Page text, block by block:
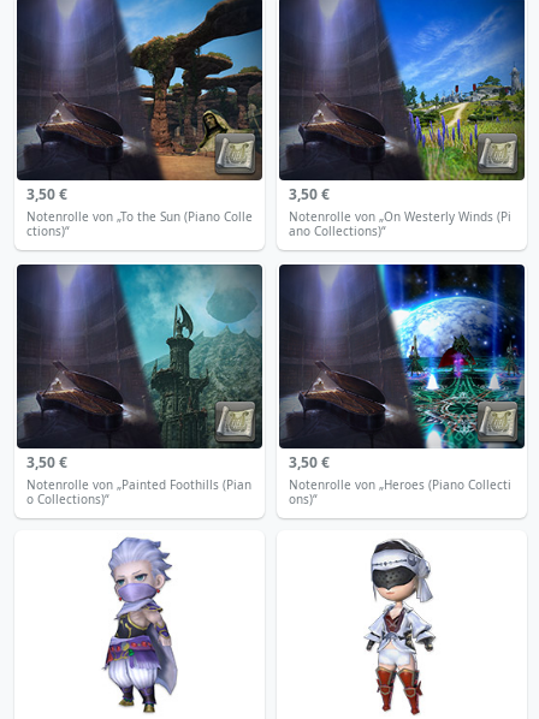
3,50 €
Notenrolle von „To the Sun (Piano Colle
ctions)“
3,50 €
Notenrolle von „On Westerly Winds (Pi
ano Collections)“
3,50 €
Notenrolle von „Painted Foothills (Pian
o Collections)“
3,50 €
Notenrolle von „Heroes (Piano Collecti
ons)“